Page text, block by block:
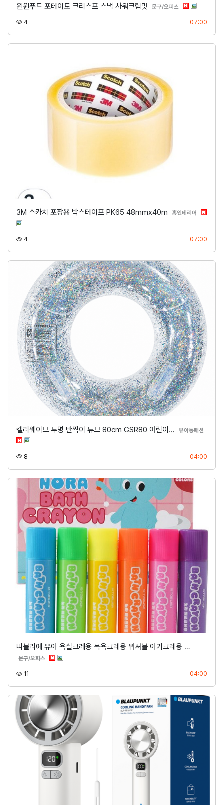
윈윈푸드 포테이토 크리스프 스낵 사워크림맛 문구/오피스 분류
4조회 07:00
3M 스카치 포장용 박스테이프 PK65 48mmx40m 홈인테리어 분류
4조회 07:00
캘리웨이브 투명 반짝이 튜브 80cm GSR80 어린이… 유아동패션
8 04:00
따블리에 유아 욕실크레용 목욕크레용 워셔블 아기크레용 …
문구/오피스 분류
11 04:00